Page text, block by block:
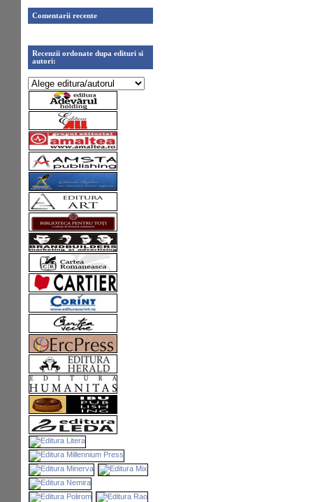
Comentarii recente
Recenzii ordonate dupa edituri si
autori: